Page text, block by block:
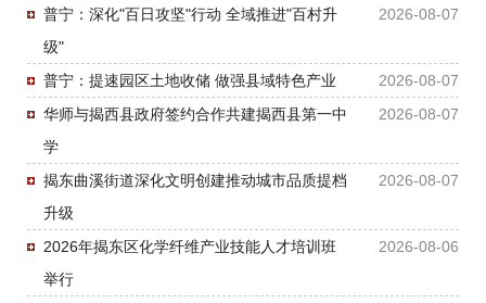
2026-08-07
普宁：深化"百日攻坚"行动 全域推进"百村升
级"
2026-08-07
普宁：提速园区土地收储 做强县域特色产业
2026-08-07
华师与揭西县政府签约合作共建揭西县第一中
学
2026-08-07
揭东曲溪街道深化文明创建推动城市品质提档
升级
2026-08-06
2026年揭东区化学纤维产业技能人才培训班
举行